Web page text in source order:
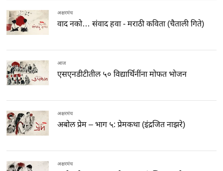
अक्षरमंच
वाद नको… संवाद हवा - मराठी कविता (चैताली गिते)
आज
एसएनडीटीतील ५० विद्यार्थिनींना मोफत भोजन
अक्षरमंच
अबोल प्रेम – भाग ५: प्रेमकथा (इंद्रजित नाझरे)
अक्षरमंच